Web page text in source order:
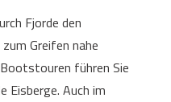
Fjorde den
Greifen nahe
führen Sie
Eisberge. Auch im